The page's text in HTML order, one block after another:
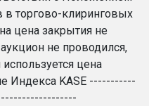
в торгово-клиринговых
цена закрытия не
не проводился,
цена
Индекса KASE -----------